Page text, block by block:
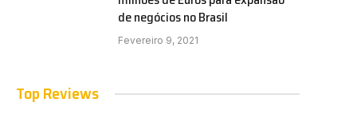
de negócios no Brasil
Fevereiro 9, 2021
Top Reviews